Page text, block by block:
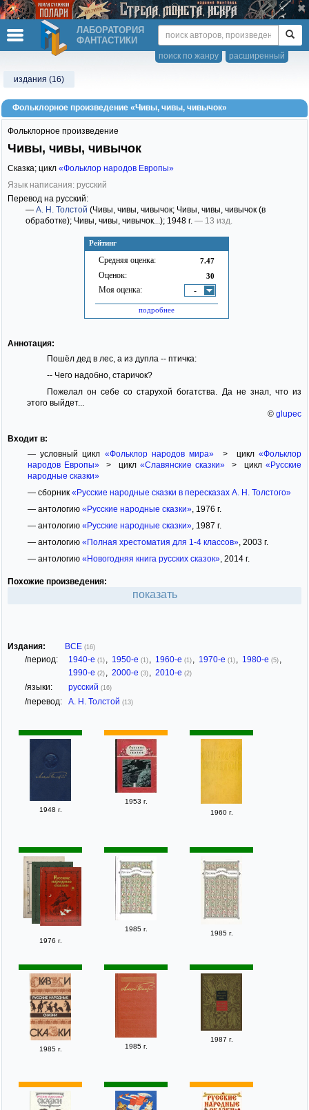
ЛАБОРАТОРИЯ
ФАНТАСТИКИ
расширенный
поиск по жанру
издания (16)
Фольклорное произведение «Чивы, чивы, чивычок»
Рейтинг
Средняя оценка: 7.47
Оценок: 30
Моя оценка: -
подробнее
Фольклорное произведение
Чивы, чивы, чивычок
Сказка; цикл «Фольклор народов Европы»
Язык написания: русский
Перевод на русский:
— А. Н. Толстой (Чивы, чивы, чивычок; Чивы, чивы, чивычок (в
обработке); Чивы, чивы, чивычок...); 1948 г. — 13 изд.
Аннотация:
Пошёл дед в лес, а из дупла -- птичка:
-- Чего надобно, старичок?
Пожелал он себе со старухой богатства. Да не знал, что из
этого выйдет...
© glupec
Входит в:
— условный цикл «Фольклор народов мира» > цикл«Фольклор
народов Европы»> цикл «Славянские сказки» > цикл«Русские
народные сказки»
— сборник «Русские народные сказки в пересказах А. Н. Толстого»
— антологию «Русские народные сказки», 1976 г.
— антологию «Русские народные сказки», 1987 г.
— антологию «Полная хрестоматия для 1-4 классов», 2003 г.
— антологию «Новогодняя книга русских сказок», 2014 г.
Похожие произведения:
показать
Издания: ВСЕ (16)
/период: 1940-е (1) , 1950-е (1) , 1960-е (1) , 1970-е (1) , 1980-е (5) ,
1990-е (2) , 2000-е (3) , 2010-е (2)
/языки: русский (16)
/перевод: А. Н. Толстой (13)
1948 г.
1953 г.
1960 г.
1976 г.
1985 г.
1985 г.
1985 г. 1985 г.
1987 г.